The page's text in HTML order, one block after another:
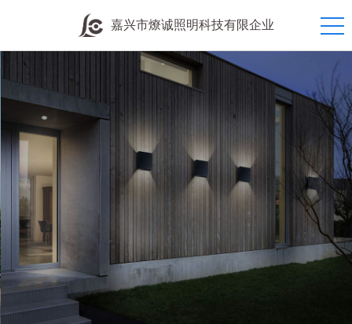
嘉兴市燎诚照明科技有限企业